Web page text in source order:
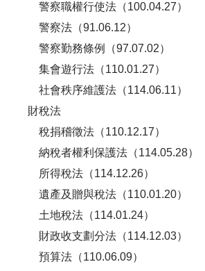
警察職權行使法（100.04.27）
警察法（91.06.12）
警察勤務條例（97.07.02）
集會遊行法（110.01.27）
社會秩序維護法（114.06.11）
財稅法
稅捐稽徵法（110.12.17）
納稅者權利保護法（114.05.28）
所得稅法（114.12.26）
遺產及贈與稅法（110.01.20）
土地稅法（114.01.24）
財政收支劃分法（114.12.03）
預算法（110.06.09）